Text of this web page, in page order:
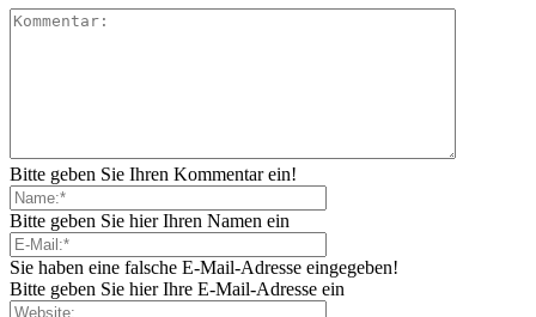
Bitte geben Sie Ihren Kommentar ein!
Bitte geben Sie hier Ihren Namen ein
Sie haben eine falsche E-Mail-Adresse eingegeben!
Bitte geben Sie hier Ihre E-Mail-Adresse ein